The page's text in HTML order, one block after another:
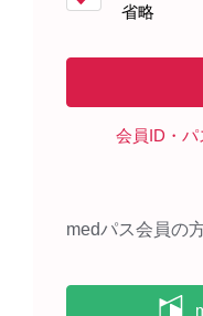
［STF193］
省略
会員ID・
medパス会員の